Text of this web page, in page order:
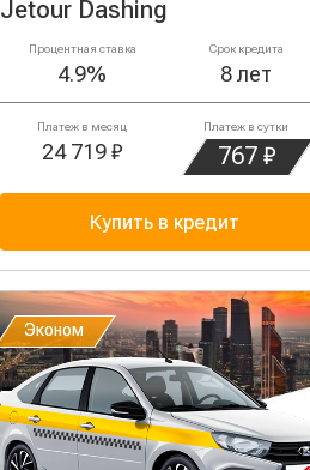
Jetour Dashing
Процентная ставка
4.9%
Срок кредита
8 лет
Платеж в месяц
24 719 ₽
Платеж в сутки
767 ₽
Купить в кредит
Эконом
Эконом